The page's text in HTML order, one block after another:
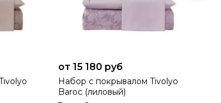
от 15 180 руб
Набор с покрывалом Tivolyo
Baroc (лиловый)